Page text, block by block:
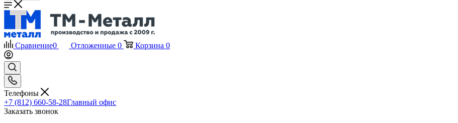
Сравнение0 Отложенные 0 Корзина 0
Телефоны
+7 (812) 660-58-28Главный офис
Заказать звонок